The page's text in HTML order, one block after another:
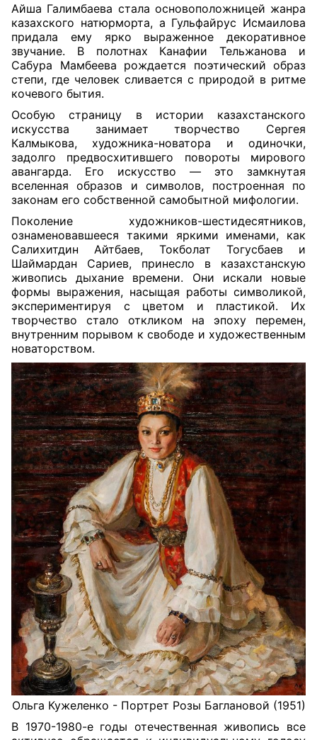
Айша Галимбаева стала основоположницей жанра
казахского натюрморта, а Гульфайрус Исмаилова
придала ему ярко выраженное декоративное
звучание. В полотнах Канафии Тельжанова и
Сабура Мамбеева рождается поэтический образ
степи, где человек сливается с природой в ритме
кочевого бытия.
Особую страницу в истории казахстанского
искусства занимает творчество Сергея
Калмыкова, художника-новатора и одиночки,
задолго предвосхитившего повороты мирового
авангарда. Его искусство — это замкнутая
вселенная образов и символов, построенная по
законам его собственной самобытной мифологии.
Поколение художников-шестидесятников,
ознаменовавшееся такими яркими именами, как
Салихитдин Айтбаев, Токболат Тогусбаев и
Шаймардан Сариев, принесло в казахстанскую
живопись дыхание времени. Они искали новые
формы выражения, насыщая работы символикой,
экспериментируя с цветом и пластикой. Их
творчество стало откликом на эпоху перемен,
внутренним порывом к свободе и художественным
новаторством.
Ольга Кужеленко - Портрет Розы Баглановой (1951)
В 1970-1980-е годы отечественная живопись все